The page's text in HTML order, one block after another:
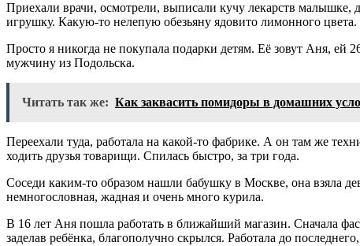
Приехали врачи, осмотрели, выписали кучу лекарств малышке,
игрушку. Какую-то нелепую обезьяну ядовито лимонного цвета.
Просто я никогда не покупала подарки детям. Её зовут Аня, ей
мужчину из Подольска.
Читать так же: Как заквасить помидоры в домашних
Переехали туда, работала на какой-то фабрике. А он там же
ходить друзья товарищи. Спилась быстро, за три года.
Соседи каким-то образом нашли бабушку в Москве, она взяла
немногословная, жадная и очень много курила.
В 16 лет Аня пошла работать в ближайший магазин. Сначала
заделав ребёнка, благополучно скрылся. Работала до